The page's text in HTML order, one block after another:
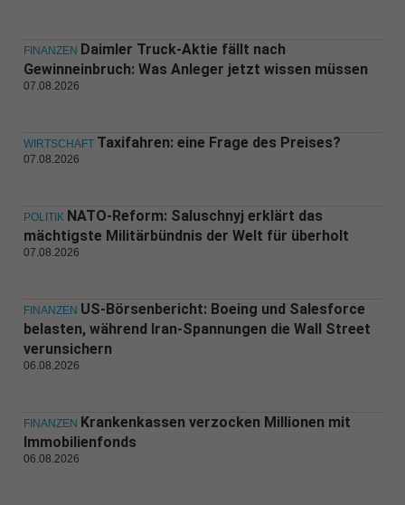
FINANZEN Daimler Truck-Aktie fällt nach
Gewinneinbruch: Was Anleger jetzt wissen müssen
07.08.2026
WIRTSCHAFT Taxifahren: eine Frage des Preises?
07.08.2026
POLITIK NATO-Reform: Saluschnyj erklärt das
mächtigste Militärbündnis der Welt für überholt
07.08.2026
FINANZEN US-Börsenbericht: Boeing und Salesforce
belasten, während Iran-Spannungen die Wall Street
verunsichern
06.08.2026
FINANZEN Krankenkassen verzocken Millionen mit
Immobilienfonds
06.08.2026